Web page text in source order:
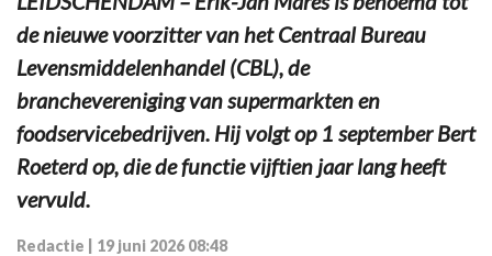
de nieuwe voorzitter van het Centraal Bureau
Levensmiddelenhandel (CBL), de
branchevereniging van supermarkten en
foodservicebedrijven. Hij volgt op 1 september Bert
Roeterd op, die de functie vijftien jaar lang heeft
vervuld.
Redactie 19 juni 2026 08:48